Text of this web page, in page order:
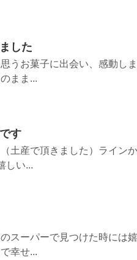
した
うお菓子に出会い、感動しま
まま...
す
土産で頂きました）ラインか
しい...
スーパーで見つけた時には嬉
幸せ...